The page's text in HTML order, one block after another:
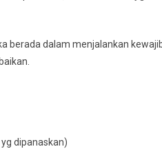
berada dalam menjalankan
dipanaskan)